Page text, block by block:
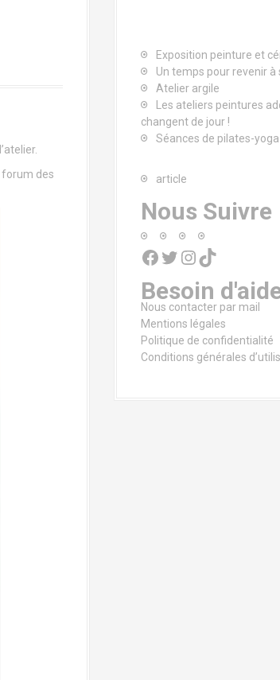
forum des
Exposition peinture et
Un temps pour revenir à
Atelier argile
Les ateliers peintures
changent de jour !
Séances de pilates-
article
Nous Suivre
Facebook Twitter InstagramTikTok
Besoin
Nous contacter par mail
Mentions légales
Politique de confidentialité
Conditions générales